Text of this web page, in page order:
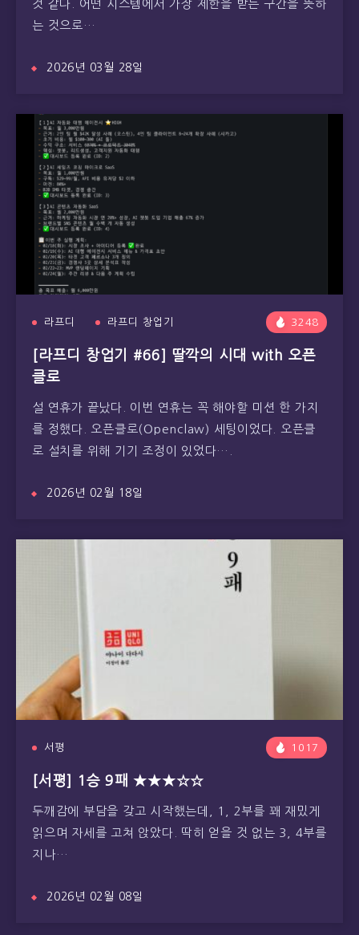
것 같다. 어떤 시스템에서 가장 제한을 받는 구간을 뜻하
는 것으로…
2026년 03월 28일
라프디 라프디 창업기 3248
[라프디 창업기 #66] 딸깍의 시대 with 오픈
클로
설 연휴가 끝났다. 이번 연휴는 꼭 해야할 미션 한 가지
를 정했다. 오픈클로(Openclaw) 세팅이었다. 오픈클
로 설치를 위해 기기 조정이 있었다….
2026년 02월 18일
서평 1017
[서평] 1승 9패 ★★★☆☆
두깨감에 부담을 갖고 시작했는데, 1, 2부를 꽤 재밌게
읽으며 자세를 고쳐 앉았다. 딱히 얻을 것 없는 3, 4부를
지나…
2026년 02월 08일